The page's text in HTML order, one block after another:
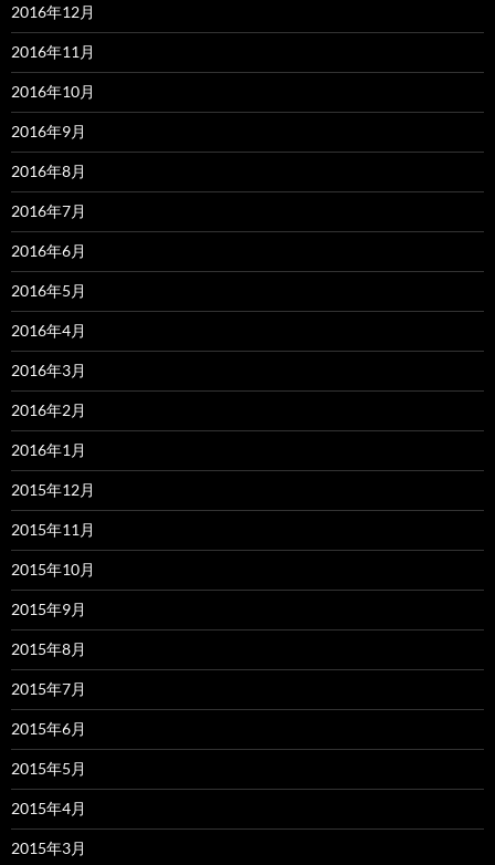
2016年12月
2016年11月
2016年10月
2016年9月
2016年8月
2016年7月
2016年6月
2016年5月
2016年4月
2016年3月
2016年2月
2016年1月
2015年12月
2015年11月
2015年10月
2015年9月
2015年8月
2015年7月
2015年6月
2015年5月
2015年4月
2015年3月